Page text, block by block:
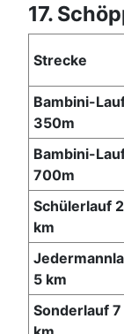
17.
Strecke
Bambini-
350m
Bambini-
700m
Schülerlauf
km
5 km
Sonderlauf 7